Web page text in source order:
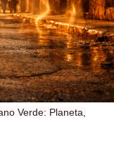
Verde: Planeta,